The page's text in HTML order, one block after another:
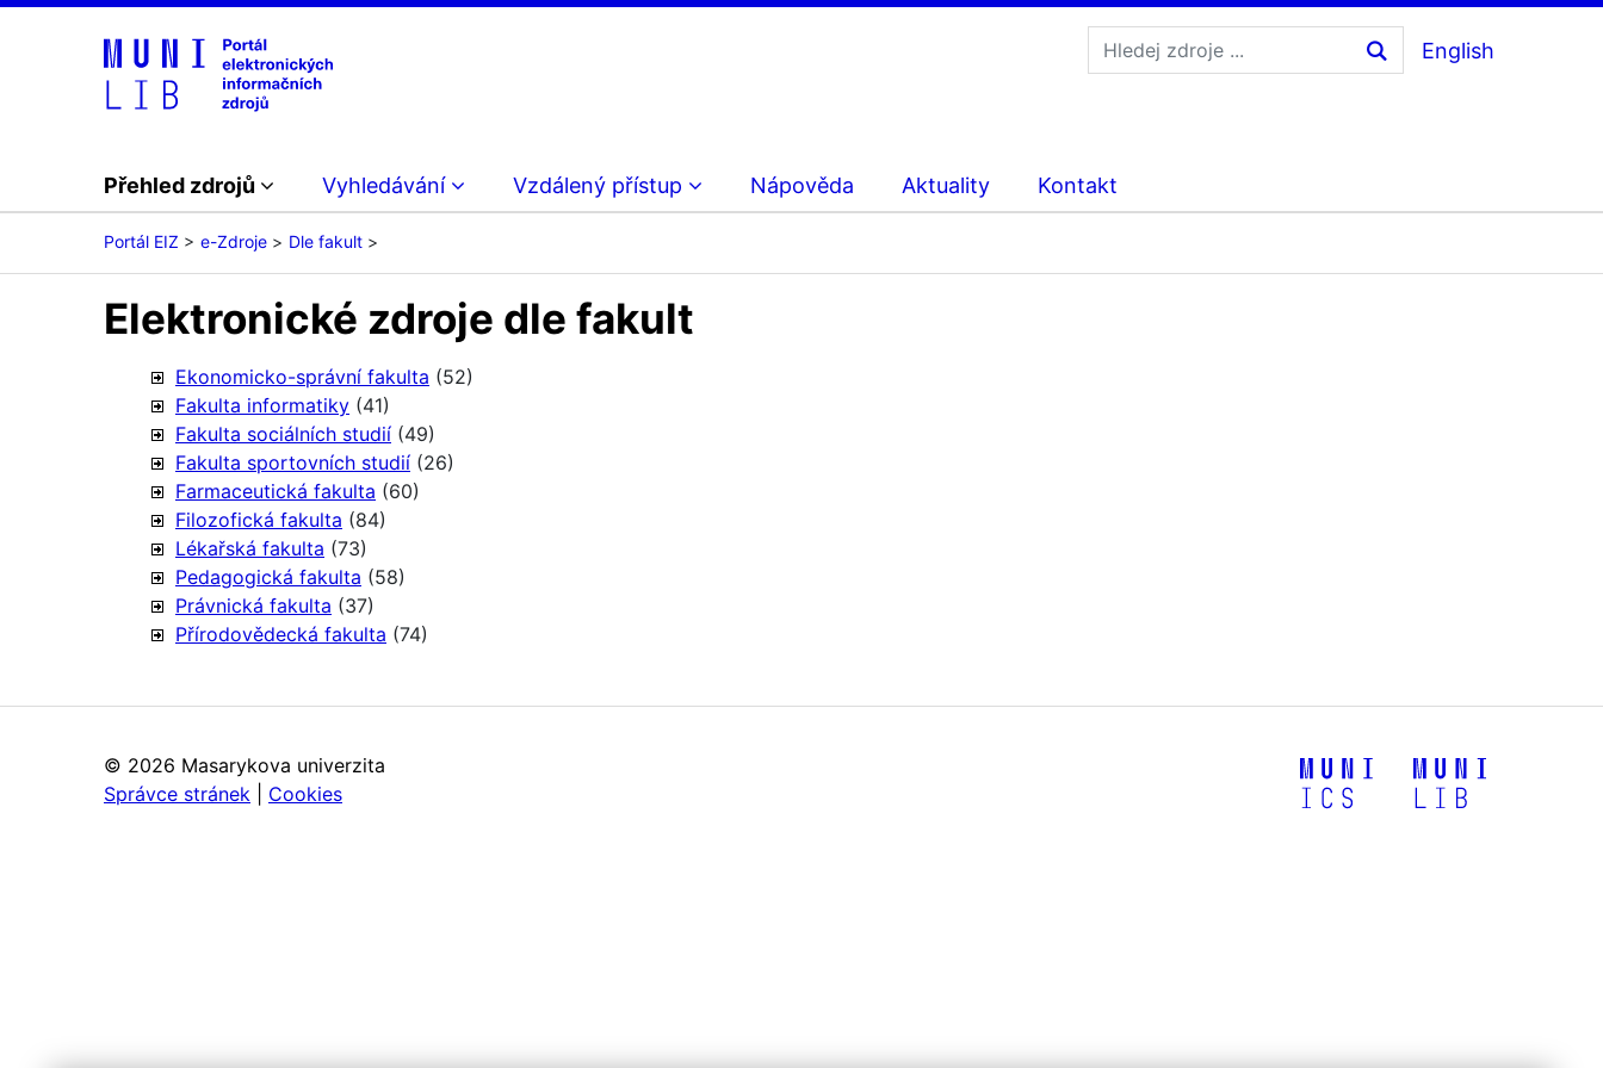
English
Přehled zdrojů Vyhledávání Vzdálený přístup Nápověda Aktuality Kontakt
Portál EIZ e-Zdroje Dle fakult
Elektronické zdroje dle fakult
Ekonomicko-správní fakulta (52)
Fakulta informatiky (41)
Fakulta sociálních studií (49)
Fakulta sportovních studií (26)
Farmaceutická fakulta (60)
Filozofická fakulta (84)
Lékařská fakulta (73)
Pedagogická fakulta (58)
Právnická fakulta (37)
Přírodovědecká fakulta (74)
© 2026 Masarykova univerzita
Správce stránek
Cookies